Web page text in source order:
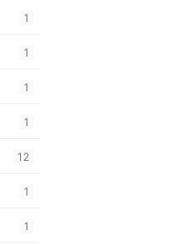
1
1
1
1
12
1
1